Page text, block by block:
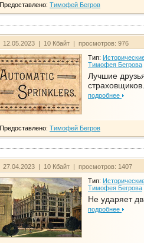
Предоставлено: Тимофей Бегров
12.05.2023 | 10 Кбайт | просмотров: 976
Тип:
Тимофея Бегрова
Лучшие
подробнее
Предоставлено: Тимофей Бегров
27.04.2023 | 10 Кбайт | просмотров: 1407
Тип:
Тимофея Бегрова
Не ударяет
подробнее